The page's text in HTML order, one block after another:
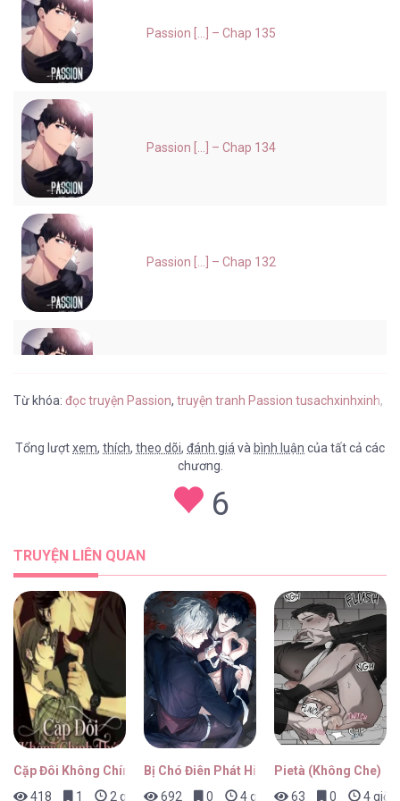
Passion [...] – Chap 135
Passion [...] – Chap 134
Passion [...] – Chap 132
Passion [...] – Chap 130
Passion [...] – Chap 129
Passion [...] – Chap 128
Từ khóa: đọc truyện Passion, truyện tranh Passion tusachxinhxinh,
Tổng lượtxem, thích, theo dõi, đánh giá và bình luận của tất cả các
chương.
6
TRUYỆN LIÊN QUAN
Cặp Đôi Không Chính Thức
418
1 2 giờ trước
Bị Chó Điên Phát Hiện Là Đồng Loại
692
0 4 giờ trước
Pietà (Không Che)
63
0 4 giờ